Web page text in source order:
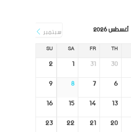
أغسطس 2026 سبتمبر
TH
FR
SA
SU
30
31
1
2
6
7
8
9
13
14
15
16
20
21
22
23